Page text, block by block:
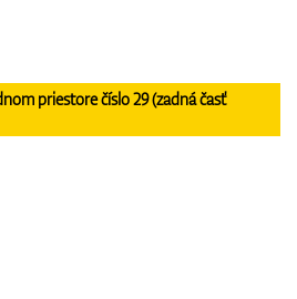
priestore číslo 29 (zadná časť